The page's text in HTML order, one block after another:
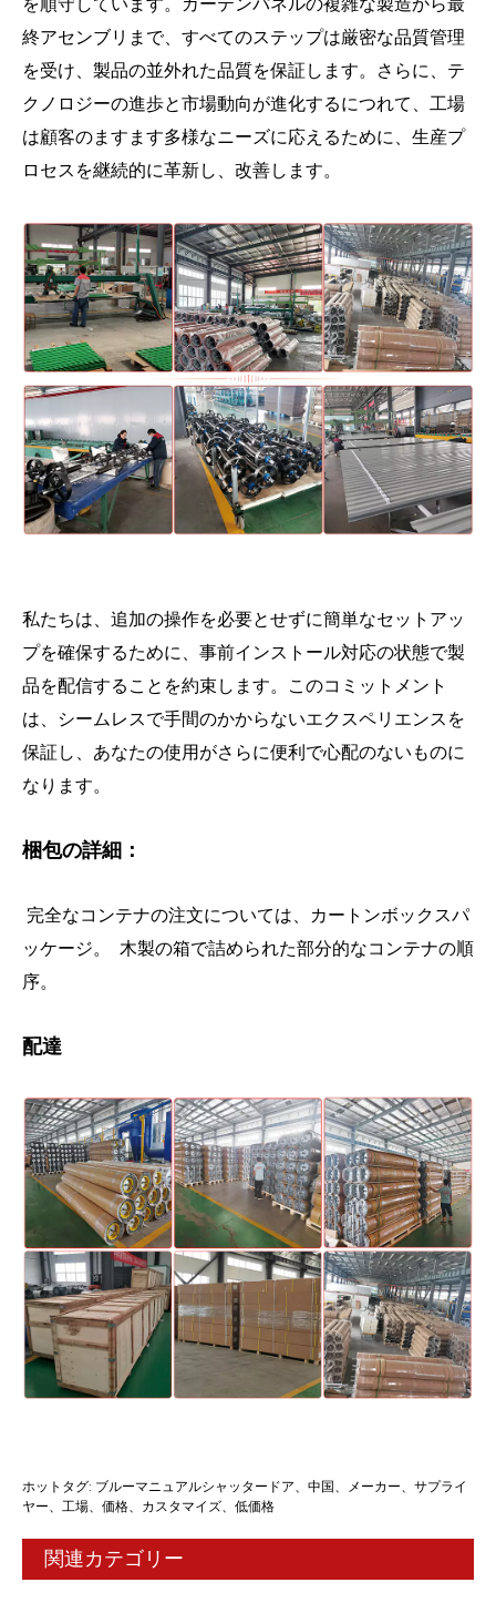
終アセンブリまで、すべてのステップは厳密な品質管理
を受け、製品の並外れた品質を保証します。さらに、テ
クノロジーの進歩と市場動向が進化するにつれて、工場
は顧客のますます多様なニーズに応えるために、生産プ
ロセスを継続的に革新し、改善します。
私たちは、追加の操作を必要とせずに簡単なセットアッ
プを確保するために、事前インストール対応の状態で製
品を配信することを約束します。このコミットメント
は、シームレスで手間のかからないエクスペリエンスを
保証し、あなたの使用がさらに便利で心配のないものに
なります。
梱包の詳細：
完全なコンテナの注文については、カートンボックスパ
ッケージ。 木製の箱で詰められた部分的なコンテナの順
序。
配達
ホットタグ: ブルーマニュアルシャッタードア、中国、メーカー、サプライ
ヤー、工場、価格、カスタマイズ、低価格
関連カテゴリー